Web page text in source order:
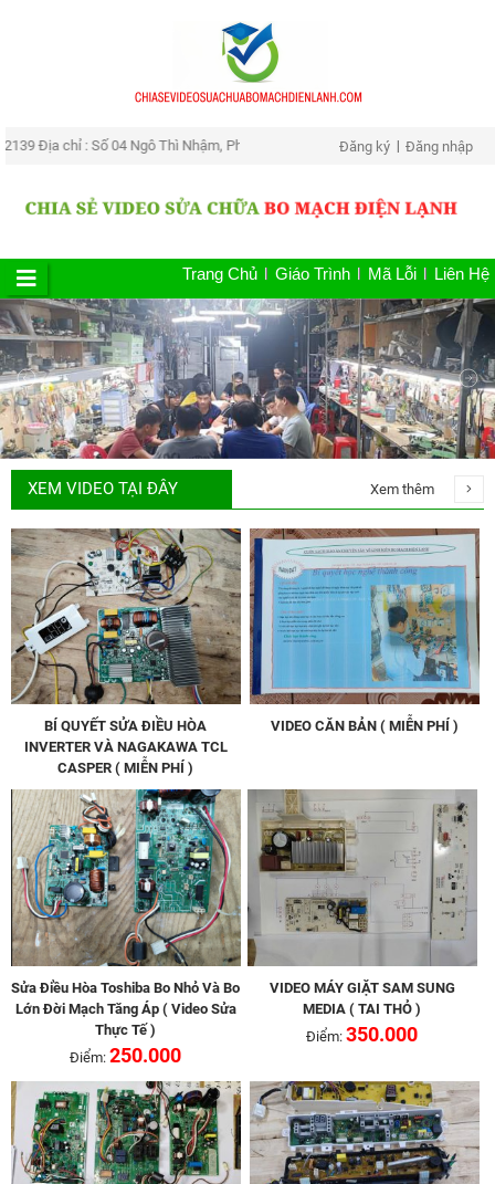
chỉ : Số 04 Ngô Thì Nhậm, Phường Tân An , TP.Buôn Mê Thuột , Tỉnh Đăk
Đăng ký Đăng nhập
Trang Chủ Giáo Trình Mã Lỗi Liên Hệ
XEM VIDEO TẠI ĐÂY Xem thêm
BÍ QUYẾT SỬA ĐIỀU HÒA
INVERTER VÀ NAGAKAWA TCL
CASPER ( MIỄN PHÍ )
VIDEO CĂN BẢN ( MIỄN PHÍ )
Sửa Điều Hòa Toshiba Bo Nhỏ Và Bo
Lớn Đời Mạch Tăng Áp ( Video Sửa
Thực Tế )
Điểm:250.000
VIDEO MÁY GIẶT SAM SUNG
MEDIA ( TAI THỎ )
Điểm:350.000